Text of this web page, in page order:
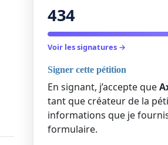
434
Voir les signatures →
Signer cette pétition
En signant, j’accepte que
tant que créateur de la
informations que je
formulaire.